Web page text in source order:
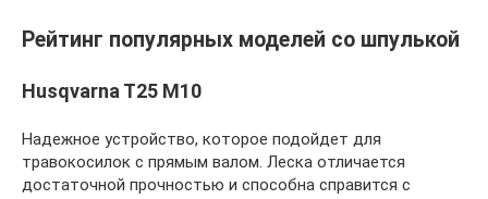
Рейтинг популярных моделей со шпулькой
Husqvarna T25 M10
Надежное устройство, которое подойдет для
травокосилок с прямым валом. Леска отличается
достаточной прочностью и способна справится с